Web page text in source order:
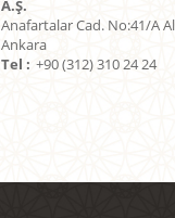
A.Ş.
Anafartalar Cad. No:41/A
Ankara
Tel : +90 (312) 310 24 24